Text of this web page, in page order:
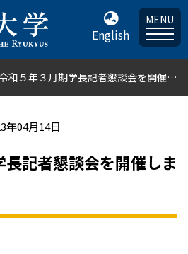
English
MENU
和５年３月期学長記者懇談会を開催しました
年04月14日
記者懇談会を開催しま